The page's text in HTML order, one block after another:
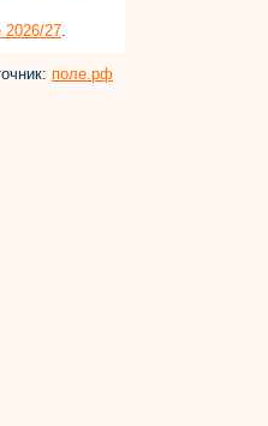
2026/27.
поле.рф